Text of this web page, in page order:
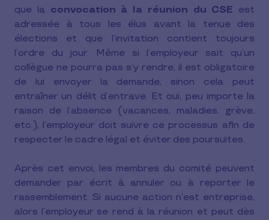
que laconvocation à la réunion du CSE est
adressée à tous les élus avant la tenue des
élections et que l’invitation contient toujours
l’ordre du jour. Même si l’employeur sait qu’un
collègue ne pourra pas s’y rendre, il est obligatoire
de lui envoyer la demande, sinon cela peut
entraîner un délit d’entrave. Et oui, peu importe la
raison de l’absence (vacances, maladies, grève,
etc.), l’employeur doit suivre ce processus afin de
respecter le cadre légal et éviter des poursuites.
Après cet envoi, les membres du comité peuvent
demander par écrit à annuler ou à reporter le
rassemblement. Si aucune action n’est entreprise,
alors l’employeur se rend à la réunion et peut dès